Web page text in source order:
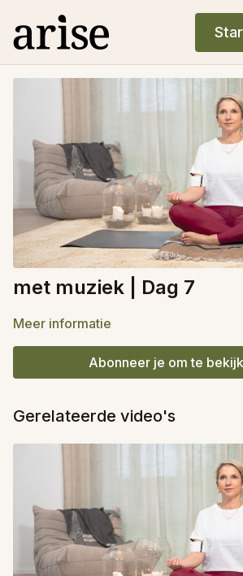
met muziek | Dag 7
Meer informatie
Abonneer je om te
Gerelateerde video's